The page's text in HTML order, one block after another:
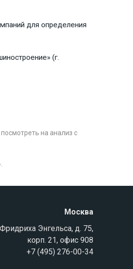
для определения
(г.
на анализ с
Москва
Энгельса, д. 75,
корп. 21, офис 908
+7 (495) 276-00-34